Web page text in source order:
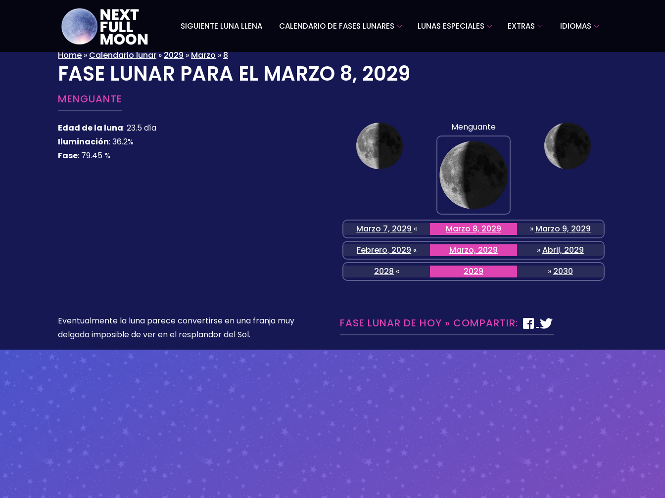
SIGUIENTE LUNA LLENA CALENDARIO DE FASES LUNARES LUNAS ESPECIALES EXTRAS IDIOMAS
Home»Calendario lunar»2029»Marzo»8
FASE LUNAR PARA EL MARZO 8, 2029
MENGUANTE
Edad de la luna: 23.5 día
Iluminación: 36.2%
Fase: 79.45 %
Menguante
Marzo 7, 2029 « Marzo 8, 2029 » Marzo 9, 2029
Febrero, 2029 « Marzo, 2029 »Abril, 2029
2028 « 2029 » 2030
Eventualmente la luna parece convertirse en una franja muy
delgada imposible de ver en el resplandor del Sol.
FASE LUNAR DE HOY » COMPARTIR: